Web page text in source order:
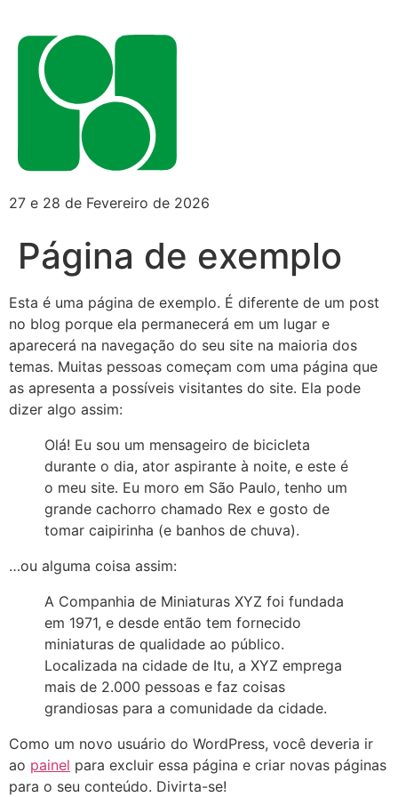
27 e 28 de Fevereiro de 2026
Página de exemplo
Esta é uma página de exemplo. É diferente de um post
no blog porque ela permanecerá em um lugar e
aparecerá na navegação do seu site na maioria dos
temas. Muitas pessoas começam com uma página que
as apresenta a possíveis visitantes do site. Ela pode
dizer algo assim:
Olá! Eu sou um mensageiro de bicicleta
durante o dia, ator aspirante à noite, e este é
o meu site. Eu moro em São Paulo, tenho um
grande cachorro chamado Rex e gosto de
tomar caipirinha (e banhos de chuva).
…ou alguma coisa assim:
A Companhia de Miniaturas XYZ foi fundada
em 1971, e desde então tem fornecido
miniaturas de qualidade ao público.
Localizada na cidade de Itu, a XYZ emprega
mais de 2.000 pessoas e faz coisas
grandiosas para a comunidade da cidade.
Como um novo usuário do WordPress, você deveria ir
ao painel para excluir essa página e criar novas páginas
para o seu conteúdo. Divirta-se!